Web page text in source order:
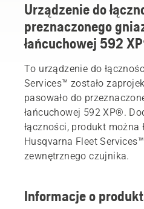
Urządzenie do
preznaczonego
łańcuchowej 592
To urządzenie do
Services™ zostało
pasowało do
łańcuchowej 592 XP®.
łączności, produkt można
Husqvarna Fleet
zewnętrznego czujnika.
Informacje o